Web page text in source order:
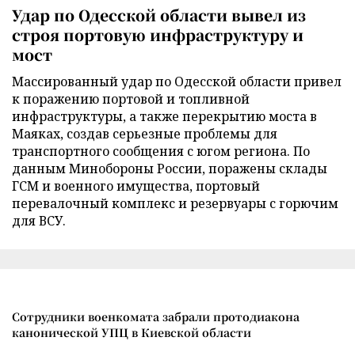
Удар по Одесской области вывел из
строя портовую инфраструктуру и
мост
Массированный удар по Одесской области привел
к поражению портовой и топливной
инфраструктуры, а также перекрытию моста в
Маяках, создав серьезные проблемы для
транспортного сообщения с югом региона. По
данным Минобороны России, поражены склады
ГСМ и военного имущества, портовый
перевалочный комплекс и резервуары с горючим
для ВСУ.
Сотрудники военкомата забрали протодиакона
канонической УПЦ в Киевской области